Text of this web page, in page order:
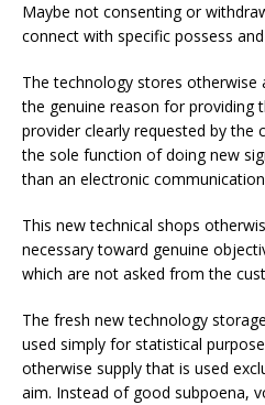
Maybe not consenting or
connect with specific possess
The technology stores otherwise
the genuine reason for providing
provider clearly requested by the
the sole function of doing new
than an electronic
This new technical shops
necessary toward genuine
which are not asked from the
The fresh new technology
used simply for statistical
otherwise supply that is used
aim. Instead of good subpoena,